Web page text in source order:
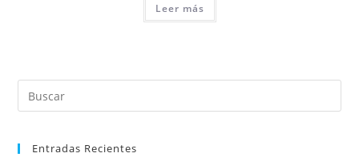
Leer más
Entradas Recientes